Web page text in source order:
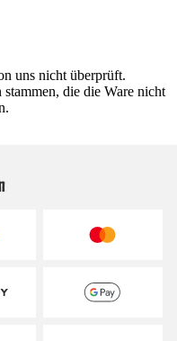
uns nicht überprüft.
die die Ware nicht